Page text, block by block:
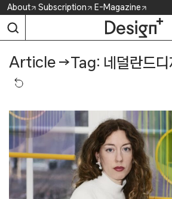
Skip
content
About Subscription E-Magazine
Article →Tag: 네덜란드디